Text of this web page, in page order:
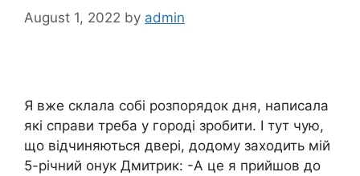
August 1, 2022 by admin
Я вже склала собі розпорядок дня, написала
які справи треба у городі зробити. І тут чую,
що відчиняються двері, додому заходить мій
5-річний онук Дмитрик: -А це я прийшов до